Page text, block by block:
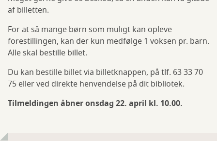
af billetten.
For at så mange børn som muligt kan opleve
forestillingen, kan der kun medfølge 1 voksen pr. barn.
Alle skal bestille billet.
Du kan bestille billet via billetknappen, på tlf. 63 33 70
75 eller ved direkte henvendelse på dit bibliotek.
Tilmeldingen åbner onsdag 22. april kl. 10.00.